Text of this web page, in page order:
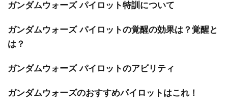
ガンダムウォーズ パイロット特訓について
ガンダムウォーズ パイロットの覚醒の効果は？覚醒と
は？
ガンダムウォーズ パイロットのアビリティ
ガンダムウォーズのおすすめパイロットはこれ！